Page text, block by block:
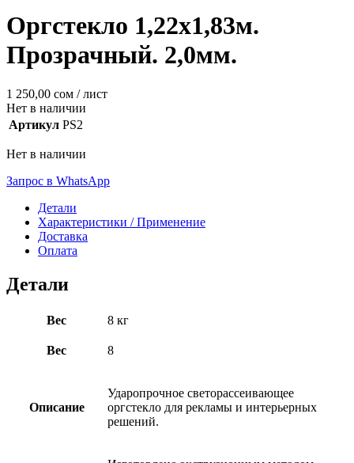
Оргстекло 1,22х1,83м.
Прозрачный. 2,0мм.
1 250,00 сом / лист
Нет в наличии
Артикул PS2
Нет в наличии
Запрос в WhatsApp
Детали
Характеристики / Применение
Доставка
Оплата
Детали
Вес 8 кг
Вес 8
Описание
Ударопрочное светорассеивающее
оргстекло для рекламы и интерьерных
решений.